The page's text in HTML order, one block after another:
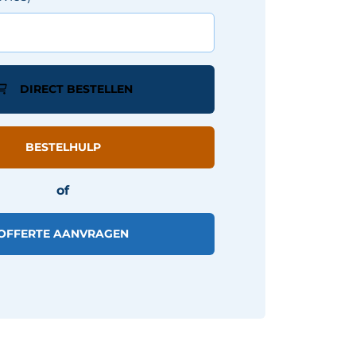
DIRECT BESTELLEN
BESTELHULP
of
AANVRAGEN